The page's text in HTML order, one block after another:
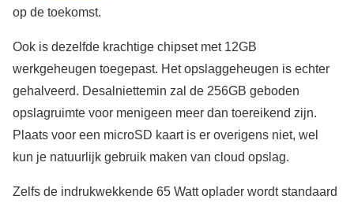
op de toekomst.
Ook is dezelfde krachtige chipset met 12GB
werkgeheugen toegepast. Het opslaggeheugen is echter
gehalveerd. Desalniettemin zal de 256GB geboden
opslagruimte voor menigeen meer dan toereikend zijn.
Plaats voor een microSD kaart is er overigens niet, wel
kun je natuurlijk gebruik maken van cloud opslag.
Zelfs de indrukwekkende 65 Watt oplader wordt standaard